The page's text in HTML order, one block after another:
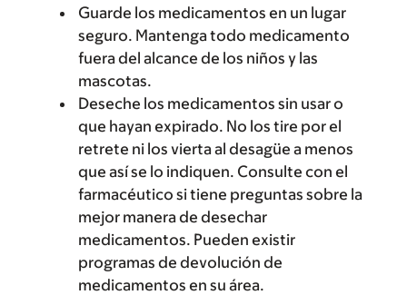
Guarde los medicamentos en un lugar
seguro. Mantenga todo medicamento
fuera del alcance de los niños y las
mascotas.
Deseche los medicamentos sin usar o
que hayan expirado. No los tire por el
retrete ni los vierta al desagüe a menos
que así se lo indiquen. Consulte con el
farmacéutico si tiene preguntas sobre la
mejor manera de desechar
medicamentos. Pueden existir
programas de devolución de
medicamentos en su área.